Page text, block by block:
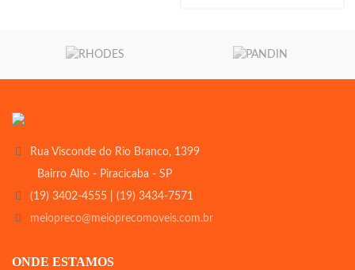
Rua Visconde do Rio Branco, 1399
Bairro Alto - Piracicaba - SP
(19) 3402-4555 | (19) 3434-7571
meiopreco@meioprecomoveis.com.br
ONDE ESTAMOS